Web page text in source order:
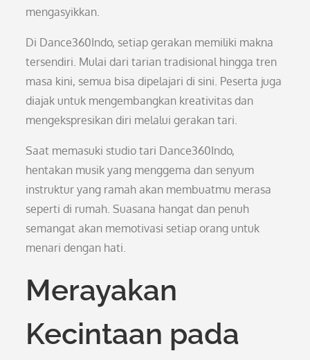
mengasyikkan.
Di Dance360Indo, setiap gerakan memiliki makna
tersendiri. Mulai dari tarian tradisional hingga tren
masa kini, semua bisa dipelajari di sini. Peserta juga
diajak untuk mengembangkan kreativitas dan
mengekspresikan diri melalui gerakan tari.
Saat memasuki studio tari Dance360Indo,
hentakan musik yang menggema dan senyum
instruktur yang ramah akan membuatmu merasa
seperti di rumah. Suasana hangat dan penuh
semangat akan memotivasi setiap orang untuk
menari dengan hati.
Merayakan
Kecintaan pada